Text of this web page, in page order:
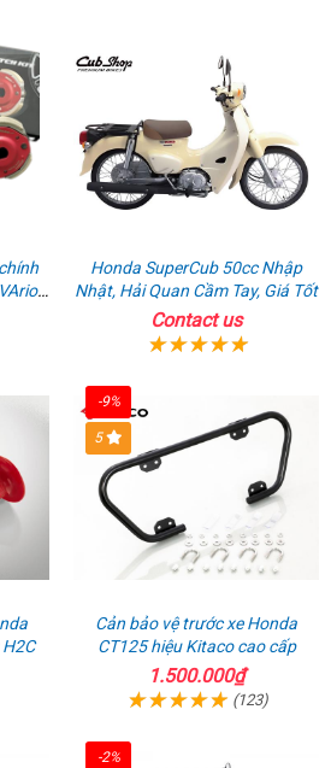
Honda SuperCub 50cc Nhập
Nhật, Hải Quan Cầm Tay, Giá Tốt
Contact us
-9%
5
Cản bảo vệ trước xe Honda
CT125 hiệu Kitaco cao cấp
1.500.000₫
(123)
-2%